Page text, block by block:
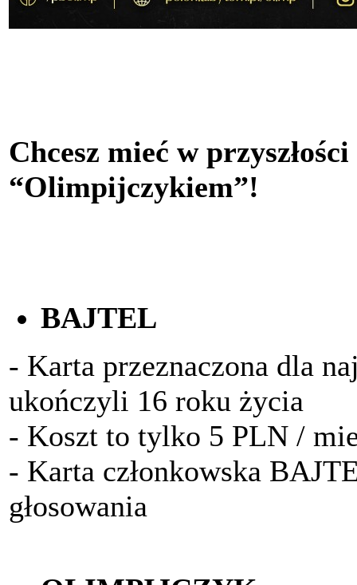
Chcesz mieć w
“Olimpijczykiem”!
BAJTEL
- Karta przeznaczona dla
ukończyli 16 roku życia
- Koszt to tylko 5 PLN /
- Karta członkowska
głosowania